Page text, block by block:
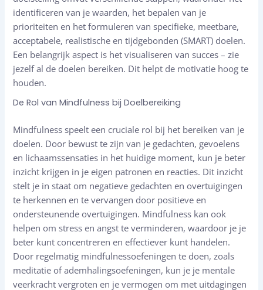
identificeren van je waarden, het bepalen van je
prioriteiten en het formuleren van specifieke, meetbare,
acceptabele, realistische en tijdgebonden (SMART) doelen.
Een belangrijk aspect is het visualiseren van succes – zie
jezelf al de doelen bereiken. Dit helpt de motivatie hoog te
houden.
De Rol van Mindfulness bij Doelbereiking
Mindfulness speelt een cruciale rol bij het bereiken van je
doelen. Door bewust te zijn van je gedachten, gevoelens
en lichaamssensaties in het huidige moment, kun je beter
inzicht krijgen in je eigen patronen en reacties. Dit inzicht
stelt je in staat om negatieve gedachten en overtuigingen
te herkennen en te vervangen door positieve en
ondersteunende overtuigingen. Mindfulness kan ook
helpen om stress en angst te verminderen, waardoor je je
beter kunt concentreren en effectiever kunt handelen.
Door regelmatig mindfulnessoefeningen te doen, zoals
meditatie of ademhalingsoefeningen, kun je je mentale
veerkracht vergroten en je vermogen om met uitdagingen